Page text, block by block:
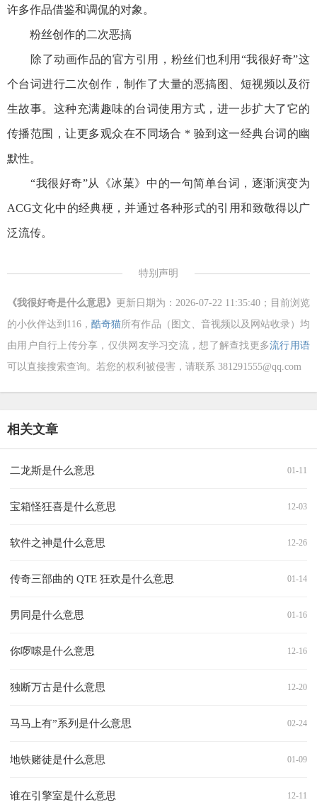
许多作品借鉴和调侃的对象。
粉丝创作的二次恶搞
除了动画作品的官方引用，粉丝们也利用“我很好奇”这
个台词进行二次创作，制作了大量的恶搞图、短视频以及衍
生故事。这种充满趣味的台词使用方式，进一步扩大了它的
传播范围，让更多观众在不同场合 * 验到这一经典台词的幽
默性。
“我很好奇”从《冰菓》中的一句简单台词，逐渐演变为
ACG文化中的经典梗，并通过各种形式的引用和致敬得以广
泛流传。
特别声明
《我很好奇是什么意思》 更新日期为：2026-07-22 11:35:40；目前浏览
的小伙伴达到 116，酷奇猫所有作品（图文、音视频以及网站收录）均
由用户自行上传分享，仅供网友学习交流，想了解查找更多流行用语
可以直接搜索查询。若您的权利被侵害，请联系 381291555@qq.com
相关文章
01-11
二龙斯是什么意思
12-03
宝箱怪狂喜是什么意思
12-26
软件之神是什么意思
01-14
传奇三部曲的 QTE 狂欢是什么意思
01-16
男同是什么意思
12-16
你啰嗦是什么意思
12-20
独断万古是什么意思
02-24
马马上有”系列‌是什么意思
01-09
地铁赌徒是什么意思
12-11
谁在引擎室是什么意思